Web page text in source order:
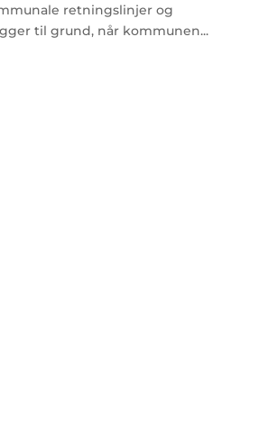
retningslinjer og
til grund, når kommunen...